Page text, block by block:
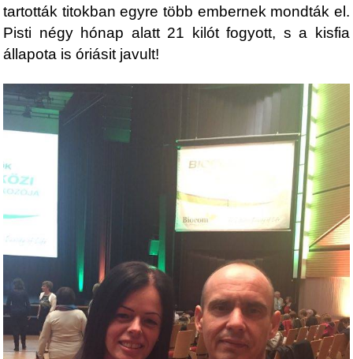
tartották titokban egyre több embernek mondták el.
Pisti négy hónap alatt 21 kilót fogyott, s a kisfia
állapota is óriásit javult!